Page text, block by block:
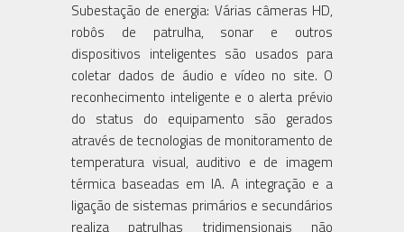
Subestação de energia: Várias câmeras HD,
robôs de patrulha, sonar e outros
dispositivos inteligentes são usados para
coletar dados de áudio e vídeo no site. O
reconhecimento inteligente e o alerta prévio
do status do equipamento são gerados
através de tecnologias de monitoramento de
temperatura visual, auditivo e de imagem
térmica baseadas em IA. A integração e a
ligação de sistemas primários e secundários
realiza patrulhas tridimensionais não